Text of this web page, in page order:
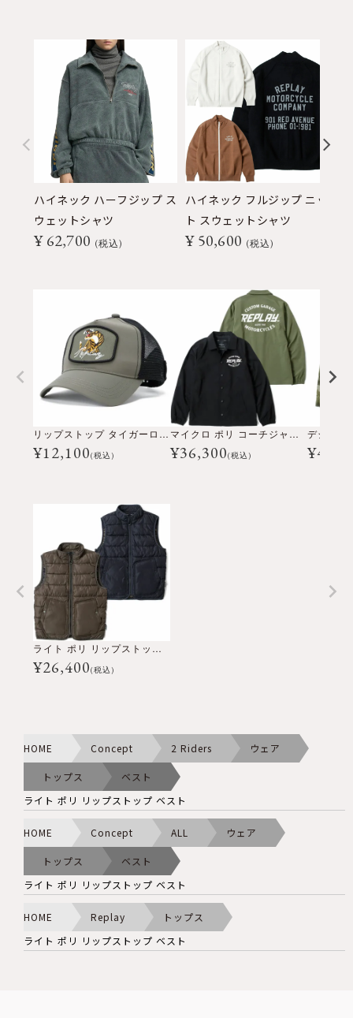
ハイネック ハーフジップ ス
ウェットシャツ
¥ 62,700 税込
ハイネック フルジップ ニッ
ト スウェットシャツ
¥ 50,600 税込
リップストップ タイガーロゴ キャップ
¥12,100(税込)
マイクロ ポリ コーチジャケット
¥36,300(税込) ¥
ライト ポリ リップストップ ベスト
¥26,400(税込)
HOME Concept 2 Riders ウェア
トップス
ベスト
ライト ポリ リップストップ ベスト
HOME Concept ALL ウェア
トップス
ベスト
ライト ポリ リップストップ ベスト
HOME Replay
トップス
ライト ポリ リップストップ ベスト